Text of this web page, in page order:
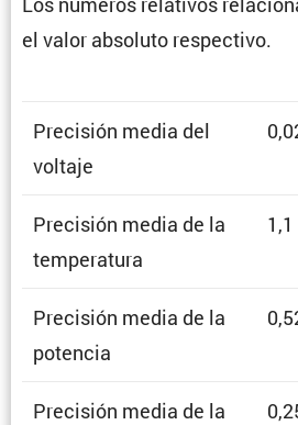
el valor absoluto respectivo.
Preci­sión media del
voltaje
Preci­sión media de la
temperatura
Preci­sión media de la
potencia
Preci­sión media de la